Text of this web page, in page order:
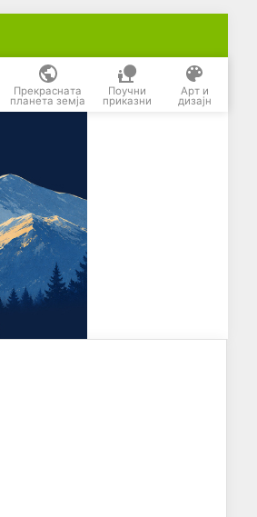
Прекрасната
планета земја
Поучни
приказни
Арт и
дизајн